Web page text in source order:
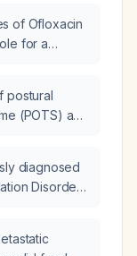
of Ofloxacin
for a
postural
(POTS) and
diagnosed
Disorder
if the